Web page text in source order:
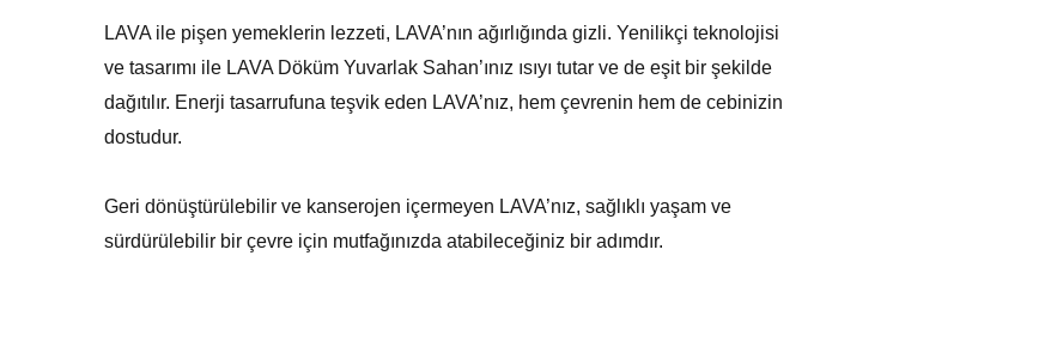
LAVA ile pişen yemeklerin lezzeti, LAVA’nın ağırlığında gizli. Yenilikçi teknolojisi
ve tasarımı ile LAVA Döküm Yuvarlak Sahan’ınız ısıyı tutar ve de eşit bir şekilde
dağıtılır. Enerji tasarrufuna teşvik eden LAVA’nız, hem çevrenin hem de cebinizin
dostudur.
Geri dönüştürülebilir ve kanserojen içermeyen LAVA’nız, sağlıklı yaşam ve
sürdürülebilir bir çevre için mutfağınızda atabileceğiniz bir adımdır.